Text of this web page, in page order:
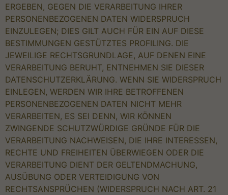
ERGEBEN, GEGEN DIE VERARBEITUNG IHRER
PERSONENBEZOGENEN DATEN WIDERSPRUCH
EINZULEGEN; DIES GILT AUCH FÜR EIN AUF DIESE
BESTIMMUNGEN GESTÜTZTES PROFILING. DIE
JEWEILIGE RECHTSGRUNDLAGE, AUF DENEN EINE
VERARBEITUNG BERUHT, ENTNEHMEN SIE DIESER
DATENSCHUTZERKLÄRUNG. WENN SIE WIDERSPRUCH
EINLEGEN, WERDEN WIR IHRE BETROFFENEN
PERSONENBEZOGENEN DATEN NICHT MEHR
VERARBEITEN, ES SEI DENN, WIR KÖNNEN
ZWINGENDE SCHUTZWÜRDIGE GRÜNDE FÜR DIE
VERARBEITUNG NACHWEISEN, DIE IHRE INTERESSEN,
RECHTE UND FREIHEITEN ÜBERWIEGEN ODER DIE
VERARBEITUNG DIENT DER GELTENDMACHUNG,
AUSÜBUNG ODER VERTEIDIGUNG VON
RECHTSANSPRÜCHEN (WIDERSPRUCH NACH ART. 21